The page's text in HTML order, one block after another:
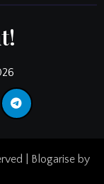
Blogariseby